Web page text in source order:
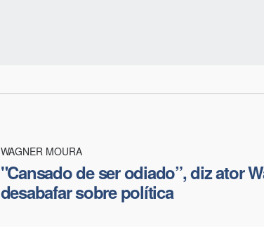
WAGNER MOURA
"Cansado de ser odiado”, diz ator
desabafar sobre política